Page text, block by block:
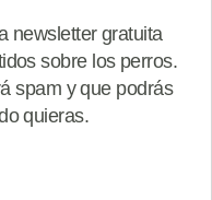
newsletter gratuita
sobre los perros.
spam y que podrás
quieras.